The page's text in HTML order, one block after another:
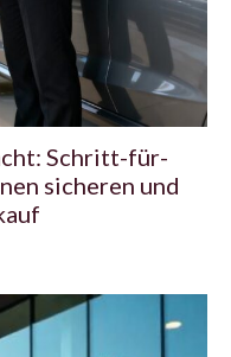
Schritt-für-
sicheren und